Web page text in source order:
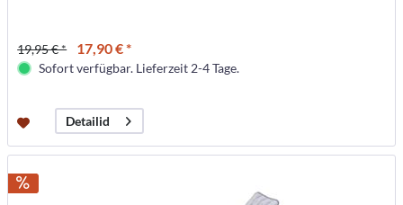
19,95 € * 17,90 € *
Sofort verfügbar. Lieferzeit 2-4 Tage.
Detailid